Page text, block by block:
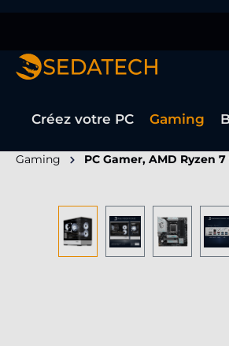
Créez votre PC Gaming
Gaming PC Gamer, AMD Ryzen